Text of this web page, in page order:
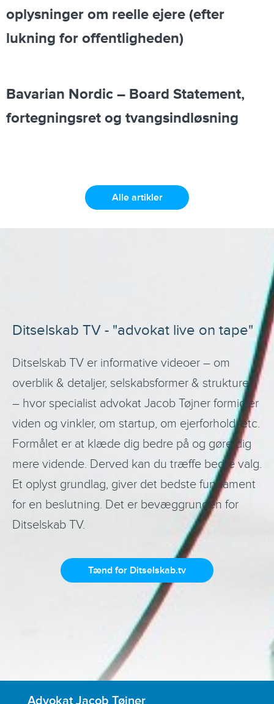
oplysninger om reelle ejere (efter
lukning for offentligheden)
Bavarian Nordic – Board Statement,
fortegningsret og tvangsindløsning
Alle artikler
Ditselskab TV - "advokat live on tape"
Ditselskab TV er informative videoer – om
overblik & detaljer, selskabsformer & strukturer
– hvor specialist advokat Jacob Tøjner formidler
viden og vinkler, om startup, om ejerforhold, etc.
Formålet er at klæde dig bedre på og gøre dig
mere vidende. Derved kan du træffe bedre valg.
Et oplyst grundlag, giver det bedste fundament
for en beslutning. Det er bevæggrunden for
Ditselskab TV.
Tænd for Ditselskab.tv
Advokat Jacob Tøjner